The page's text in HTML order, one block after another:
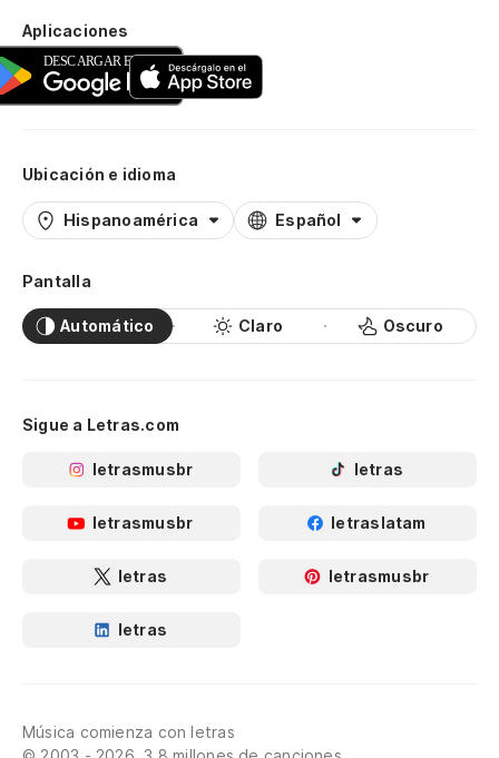
Aplicaciones
Ubicación e idioma
Hispanoamérica Español
Pantalla
Automático Claro Oscuro
Sigue a Letras.com
letrasmusbr letras
letrasmusbr letraslatam
letras letrasmusbr
letras
Música comienza con letras